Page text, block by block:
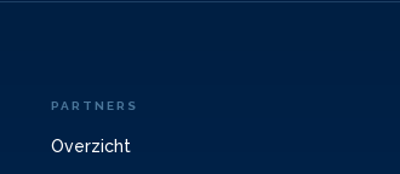
PARTNERS
Overzicht